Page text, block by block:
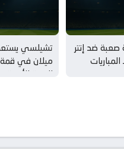
ضد إنتر
تشيلسي
ميلان في قمة
الودية للأندية